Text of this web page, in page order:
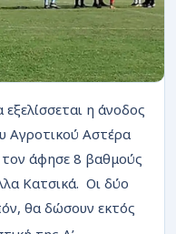
η άνοδος
Αγροτικού Αστέρα
άφησε 8 βαθμούς
Κατσικά. Οι δύο
θα δώσουν εκτός